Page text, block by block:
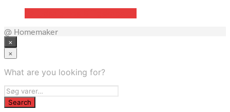
@ Homemaker
×
×
What are you looking for?